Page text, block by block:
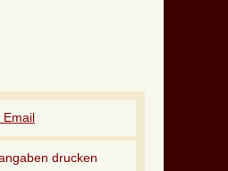
Email
drucken